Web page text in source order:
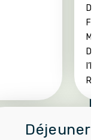
M.
Déjeuner